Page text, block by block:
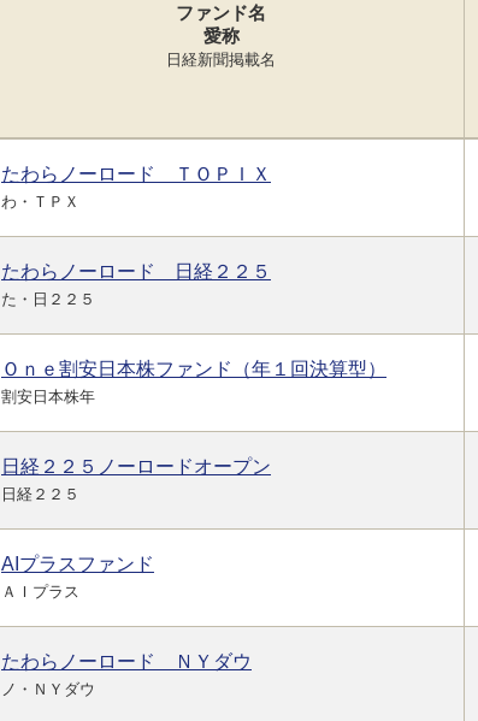
ファンド名
愛称
日経新聞掲載名
たわらノーロード ＴＯＰＩＸ
わ・ＴＰＸ
たわらノーロード 日経２２５
た・日２２５
Ｏｎｅ割安日本株ファンド（年１回決算型）
割安日本株年
日経２２５ノーロードオープン
日経２２５
AIプラスファンド
ＡＩプラス
たわらノーロード ＮＹダウ
ノ・ＮＹダウ